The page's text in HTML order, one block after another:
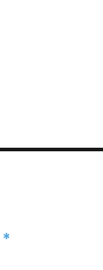
*